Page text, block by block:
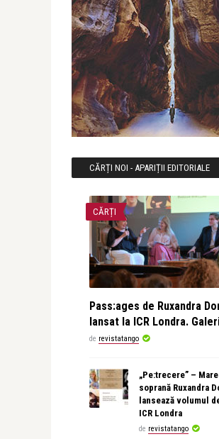
CĂRȚI NOI - APARIȚII EDITORIALE
CĂRȚI
Pass:ages de Ruxandra
lansat la ICR Londra.
de revistatango
„Pe:trecere” –
soprană Ruxandra
lansează volumul
ICR Londra
de revistatango